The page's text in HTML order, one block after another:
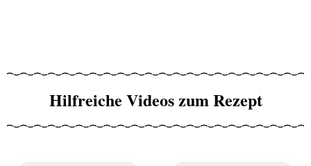
Hilfreiche Videos zum Rezept